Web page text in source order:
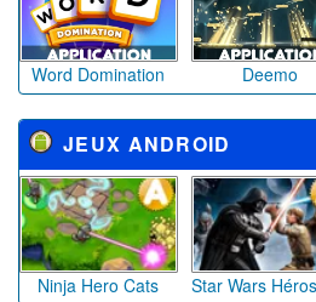
Word Domination Deemo
JEUX ANDROID
Ninja Hero Cats